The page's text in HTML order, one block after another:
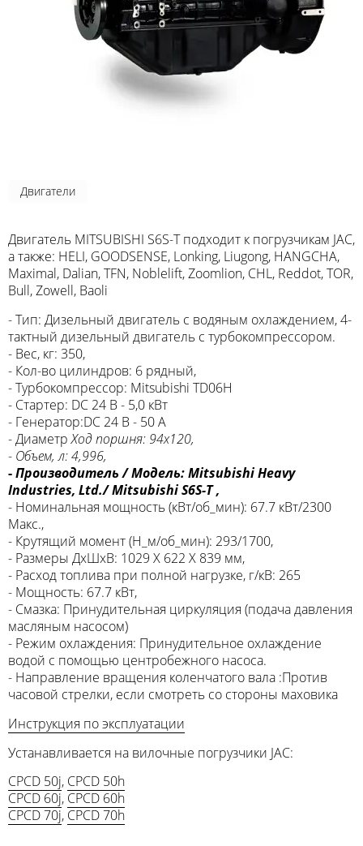
Двигатели
Двигатель MITSUBISHI S6S-T подходит к погрузчикам JAC,
а также: HELI, GOODSENSE, Lonking, Liugong, HANGCHA,
Maximal, Dalian, TFN, Noblelift, Zoomlion, CHL, Reddot, TOR,
Bull, Zowell, Baoli
- Тип: Дизельный двигатель с водяным охлаждением, 4-
тактный дизельный двигатель с турбокомпрессором.
- Вес, кг: 350,
- Кол-во цилиндров: 6 рядный,
- Турбокомпрессор: Mitsubishi TD06H
- Cтартер: DC 24 В - 5,0 кВт
- Генератор:DC 24 В - 50 А
- ДиаметрХод поршня: 94x120,
- Объем, л: 4,996,
-Производитель / Модель: Mitsubishi Heavy
Industries, Ltd./ Mitsubishi S6S-T ,
- Номинальная мощность (кВт/об_мин): 67.7 кВт/2300
Макс.,
- Крутящий момент (Н_м/об_мин): 293/1700,
- Размеры ДхШхВ: 1029 X 622 X 839 мм,
- Расход топлива при полной нагрузке, г/кВ: 265
- Мощность: 67.7 кВт,
- Смазка: Принудительная циркуляция (подача давления
масляным насосом)
- Режим охлаждения: Принудительное охлаждение
водой с помощью центробежного насоса.
- Направление вращения коленчатого вала :Против
часовой стрелки, если смотреть со стороны маховика
Инструкция по эксплуатации
Устанавливается на вилочные погрузчики JAC:
CPCD 50j, CPCD 50h
CPCD 60j, CPCD 60h
CPCD 70j, CPCD 70h